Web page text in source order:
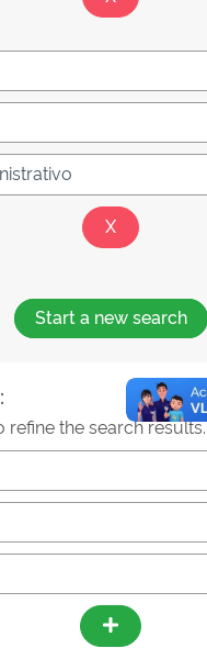
Start a new search
refine the search results.